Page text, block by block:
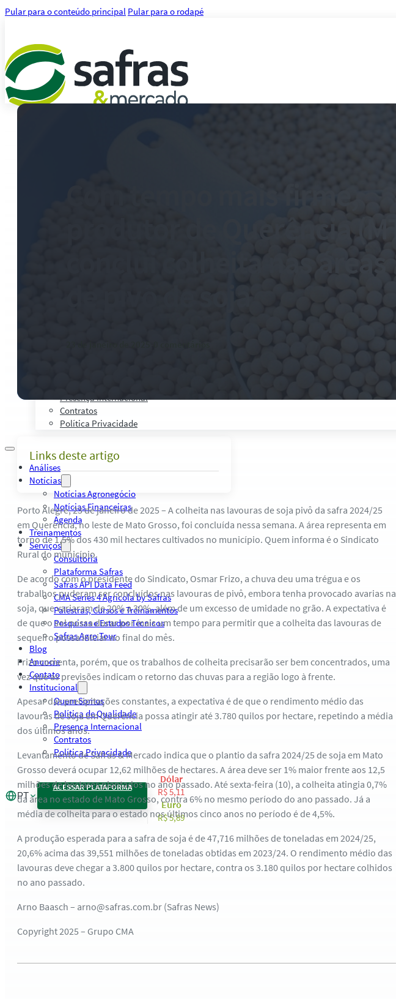
Pular para o conteúdo principal Pular para o rodapé
Presença Internacional
Contratos
Política Privacidade
Análises
Notícias
Notícias Agronegócio
Notícias Financeiras
Agenda
Treinamentos
Serviços
Consultoria
Plataforma Safras
Safras API Data Feed
CMA Series 4 Agrícola by Safras
Palestras, Cursos e Treinamentos
Pesquisas e Estudos Técnicos
Safras Agro Tour
Blog
Anuncie
Contato
Institucional
Quem Somos
Política de Qualidade
Presença Internacional
Contratos
Política Privacidade
PT
ACESSAR PLATAFORMA
Dólar
R$ 5,11
Euro
R$ 5,89
produtor de Querência (MT)
conclui colheita nas áreas
Links deste artigo
Porto Alegre, 23 de janeiro de 2025 – A colheita nas lavouras de soja pivô da safra 2024/25
em Querência, no leste de Mato Grosso, foi concluída nessa semana. A área representa em
torno de 1,5% dos 430 mil hectares cultivados no município. Quem informa é o Sindicato
Rural do município.
De acordo com o presidente do Sindicato, Osmar Frizo, a chuva deu uma trégua e os
trabalhos puderam ser concluídos nas lavouras de pivô, embora tenha provocado avarias na
soja, que variaram de 20% a 30%, além de um excesso de umidade no grão. A expectativa é
de que o sol possa durar por mais um tempo para permitir que a colheita das lavouras de
sequeiro possa iniciar no final do mês.
Frizo comenta, porém, que os trabalhos de colheita precisarão ser bem concentrados, uma
vez que as previsões indicam o retorno das chuvas para a região logo à frente.
Apesar das precipitações constantes, a expectativa é de que o rendimento médio das
lavouras de soja em Querência possa atingir até 3.780 quilos por hectare, repetindo a média
dos últimos anos.
Levantamento de Safras & Mercado indica que o plantio da safra 2024/25 de soja em Mato
Grosso deverá ocupar 12,62 milhões de hectares. A área deve ser 1% maior frente aos 12,5
milhões de hectares plantados no ano passado. Até sexta-feira (10), a colheita atingia 0,7%
da área no estado de Mato Grosso, contra 6% no mesmo período do ano passado. Já a
média de colheita para o estado nos últimos cinco anos no período é de 4,5%.
A produção esperada para a safra de soja é de 47,716 milhões de toneladas em 2024/25,
20,6% acima das 39,551 milhões de toneladas obtidas em 2023/24. O rendimento médio das
lavouras deve chegar a 3.800 quilos por hectare, contra os 3.180 quilos por hectare colhidos
no ano passado.
Arno Baasch – arno@safras.com.br (Safras News)
Copyright 2025 – Grupo CMA